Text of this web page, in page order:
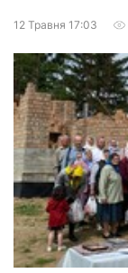
12 Травня 17:03